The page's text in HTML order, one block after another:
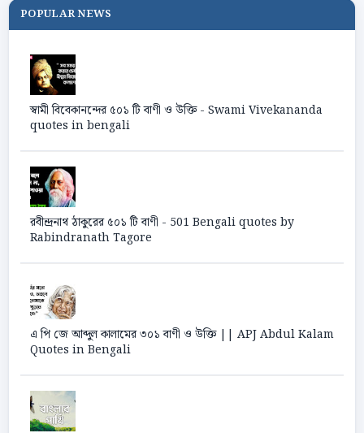
POPULAR NEWS
স্বামী বিবেকানন্দের ৫০১ টি বাণী ও উক্তি - Swami Vivekananda
quotes in bengali
রবীন্দ্রনাথ ঠাকুরের ৫০১ টি বাণী - 501 Bengali quotes by
Rabindranath Tagore
এ পি জে আব্দুল কালামের ৩০১ বাণী ও উক্তি || APJ Abdul Kalam
Quotes in Bengali